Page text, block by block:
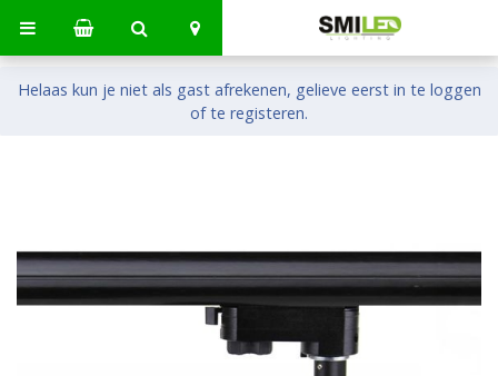
Helaas kun je niet als gast afrekenen, gelieve eerst in te loggen
of te registeren.